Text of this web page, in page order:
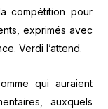
compétition pour
exprimés avec
Verdi l’attend.
qui auraient
auxquels